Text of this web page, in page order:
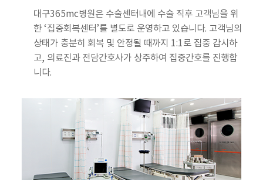
대구365mc병원은 수술센터내에 수술 직후 고객님을 위
한 ‘집중회복센터’를 별도로 운영하고 있습니다. 고객님의
상태가 충분히 회복 및 안정될 때까지 1:1로 집중 감시하
고, 의료진과 전담간호사가 상주하여 집중간호를 진행합
니다.